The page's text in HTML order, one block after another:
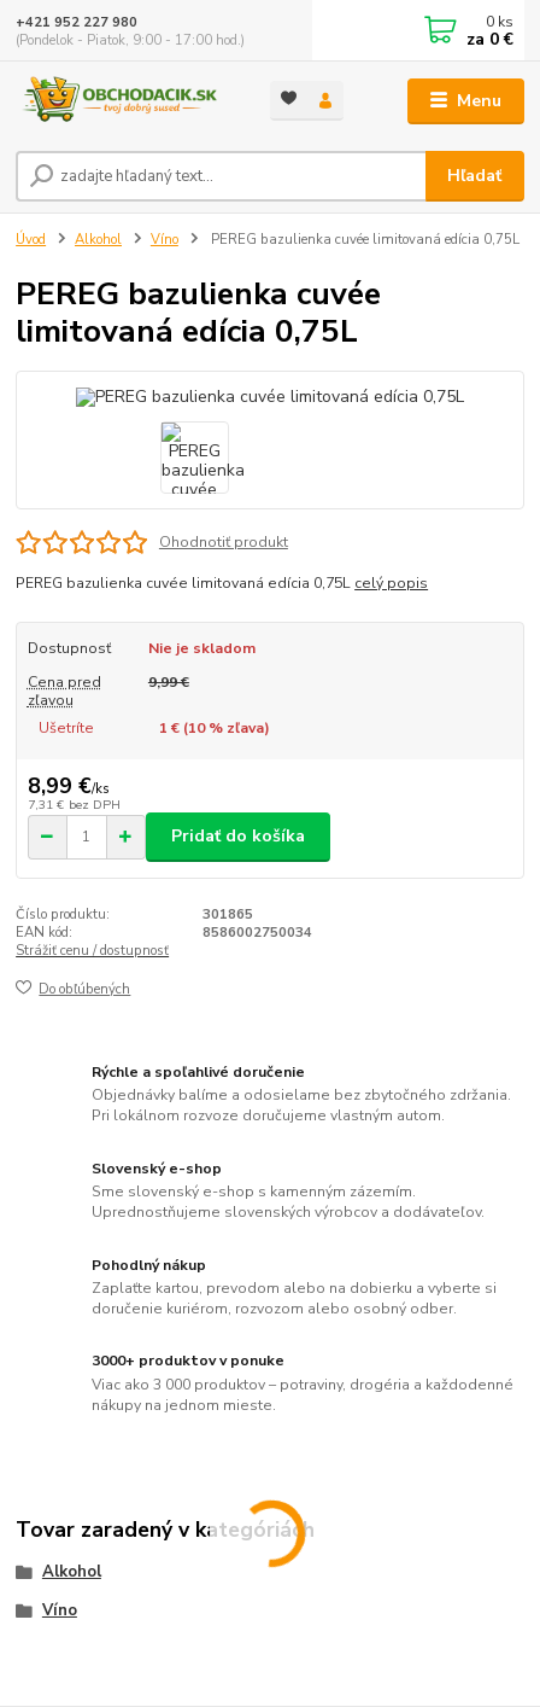
Menu
Hľadať
+421 952 227 980
(Pondelok - Piatok, 9:00 - 17:00 hod.)
0 ks
za 0 €
Úvod Alkohol Víno PEREG bazulienka cuvée limitovaná edícia 0,75L
PEREG bazulienka cuvée
limitovaná edícia 0,75L
Ohodnotiť produkt
PEREG bazulienka cuvée limitovaná edícia 0,75L celý popis
Dostupnosť
Nie je skladom
Cena pred
zľavou
9,99 €
Ušetríte 1 € (10% zľava)
8,99 €/ks
7,31 € bez DPH
Pridať do košíka
Číslo produktu:
301865
EAN kód:
8586002750034
Strážiť cenu / dostupnosť
Do obľúbených
Rýchle a spoľahlivé doručenie
Objednávky balíme a odosielame bez zbytočného zdržania.
Pri lokálnom rozvoze doručujeme vlastným autom.
Slovenský e-shop
Sme slovenský e-shop s kamenným zázemím.
Uprednostňujeme slovenských výrobcov a dodávateľov.
Pohodlný nákup
Zaplaťte kartou, prevodom alebo na dobierku a vyberte si
doručenie kuriérom, rozvozom alebo osobný odber.
3000+ produktov v ponuke
Viac ako 3 000 produktov – potraviny, drogéria a každodenné
nákupy na jednom mieste.
Tovar zaradený v kategóriách
Alkohol
Víno